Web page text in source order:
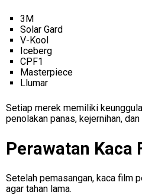
3M
Solar Gard
V-Kool
Iceberg
CPF1
Masterpiece
Llumar
Setiap merek memiliki
penolakan panas, kejernihan, dan
Perawatan Kaca
Setelah pemasangan, kaca film
agar tahan lama.